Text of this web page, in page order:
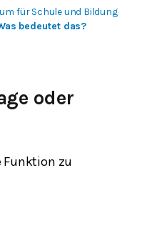
für Schule und Bildung
bedeutet das?
oder
Funktion zu